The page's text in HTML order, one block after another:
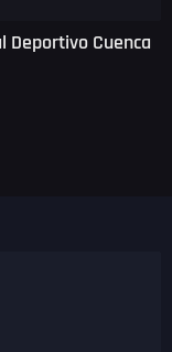
Deportivo Cuenca